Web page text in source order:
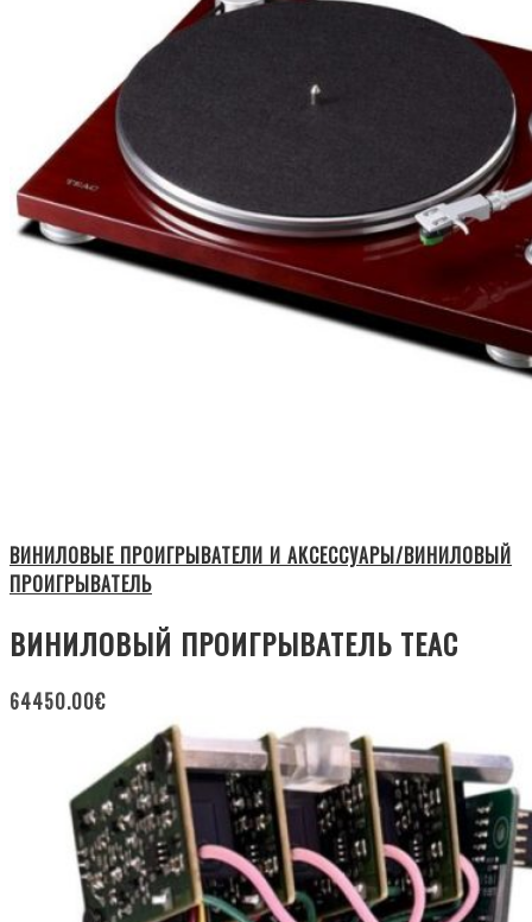
ВИНИЛОВЫЕ ПРОИГРЫВАТЕЛИ И АКСЕССУАРЫ/ВИНИЛОВЫЙ
ПРОИГРЫВАТЕЛЬ
ВИНИЛОВЫЙ ПРОИГРЫВАТЕЛЬ TEAC
64450.00€